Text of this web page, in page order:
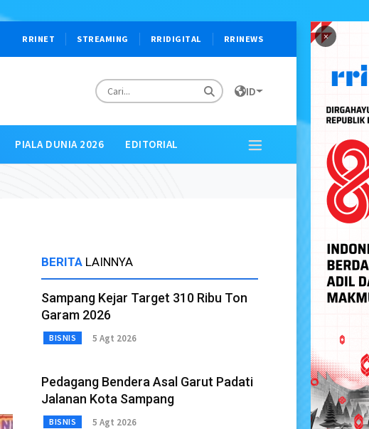
×
RRINET STREAMING RRIDIGITAL RRINEWS
ID
PIALA DUNIA 2026 EDITORIAL
BERITA LAINNYA
Sampang Kejar Target 310 Ribu Ton
Garam 2026
BISNIS 5 Agt 2026
Pedagang Bendera Asal Garut Padati
Jalanan Kota Sampang
BISNIS 5 Agt 2026